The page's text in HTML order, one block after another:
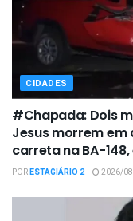
CIDADES
#Chapada: Dois
Jesus morrem
carreta na BA-
PORESTAGIÁRIO 2 2026/